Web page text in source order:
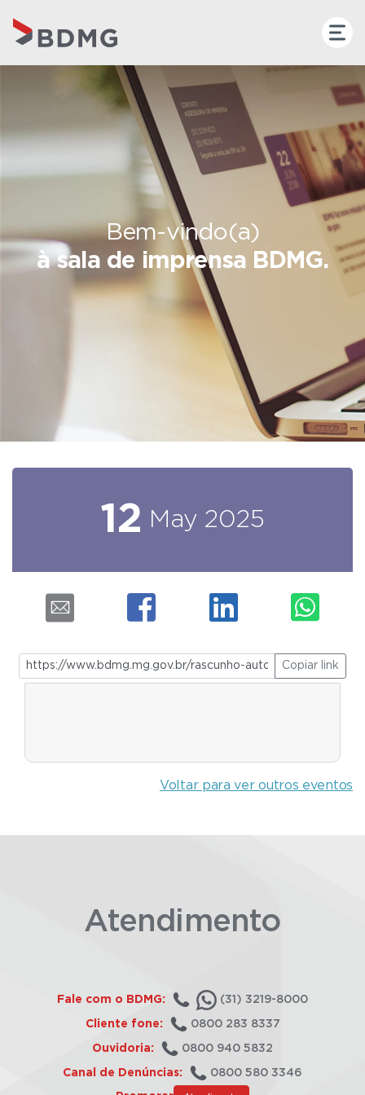
Bem-vindo(a)
à sala de imprensa BDMG.
12 May 2025
Copiar link
Voltar para ver outros eventos
Atendimento
Fale com o BDMG: (31) 3219-8000
Cliente fone: 0800 283 8337
Ouvidoria: 0800 940 5832
Canal de Denúncias: 0800 580 3346